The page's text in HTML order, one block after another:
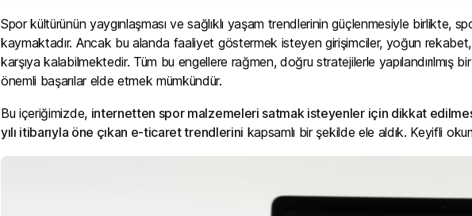
Spor kültürünün yaygınlaşması ve sağlıklı yaşam trendlerinin güçlenmesiyle birlikte,
kaymaktadır. Ancak bu alanda faaliyet göstermek isteyen girişimciler, yoğun
karşıya kalabilmektedir. Tüm bu engellere rağmen, doğru stratejilerle yapılandırılmış
önemli başarılar elde etmek mümkündür.
Bu içeriğimizde, internetten spor malzemeleri satmak isteyenler için dikkat
yılı itibarıyla öne çıkan e-ticaret trendlerini kapsamlı bir şekilde ele aldık. Keyifli